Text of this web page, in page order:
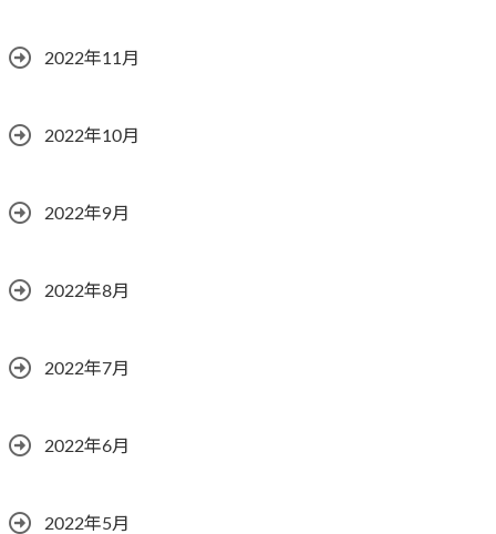
2022年11月
2022年10月
2022年9月
2022年8月
2022年7月
2022年6月
2022年5月